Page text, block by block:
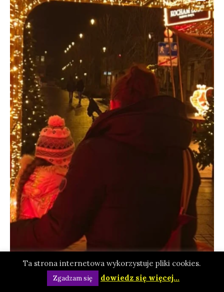
Ta strona internetowa wykorzystuje pliki cookies.
Zgadzam się dowiedz się więcej...